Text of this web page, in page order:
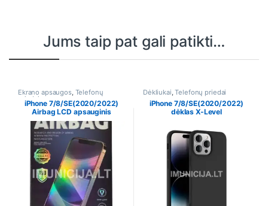
Jums taip pat gali patikti…
Ekrano apsaugos, Telefonų
priedai
iPhone 7/8/SE(2020/2022)
Airbag LCD apsauginis
stikliukas
Dėkliukai,Telefonų priedai
iPhone 7/8/SE(2020/2022)
dėklas X-Level